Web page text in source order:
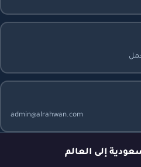
admin@alrahwan.com
إلى العالم